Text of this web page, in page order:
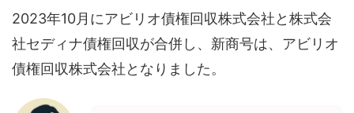
2023年10月にアビリオ債権回収株式会社と株式会
社セディナ債権回収が合併し、新商号は、アビリオ
債権回収株式会社となりました。